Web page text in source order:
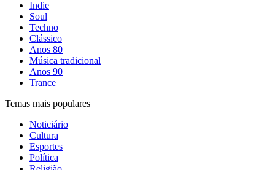
Indie
Soul
Techno
Clássico
Anos 80
Música tradicional
Anos 90
Trance
Temas mais populares
Noticiário
Cultura
Esportes
Política